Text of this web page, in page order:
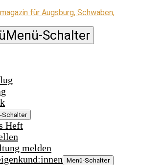
Menü-Schalter
Schalter
Heft
melden
Menü-Schalter